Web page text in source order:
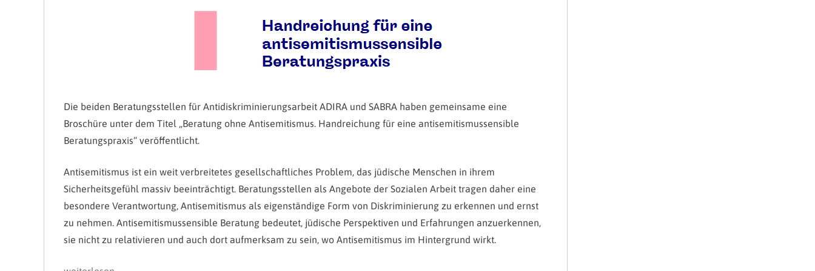
Die beiden Beratungsstellen für Antidiskriminierungsarbeit ADIRA und SABRA haben gemeinsame eine
Broschüre unter dem Titel „Beratung ohne Antisemitismus. Handreichung für eine antisemitismussensible
Beratungspraxis“ veröffentlicht.
Antisemitismus ist ein weit verbreitetes gesellschaftliches Problem, das jüdische Menschen in ihrem
Sicherheitsgefühl massiv beeinträchtigt. Beratungsstellen als Angebote der Sozialen Arbeit tragen daher eine
besondere Verantwortung, Antisemitismus als eigenständige Form von Diskriminierung zu erkennen und ernst
zu nehmen. Antisemitismussensible Beratung bedeutet, jüdische Perspektiven und Erfahrungen anzuerkennen,
sie nicht zu relativieren und auch dort aufmerksam zu sein, wo Antisemitismus im Hintergrund wirkt.